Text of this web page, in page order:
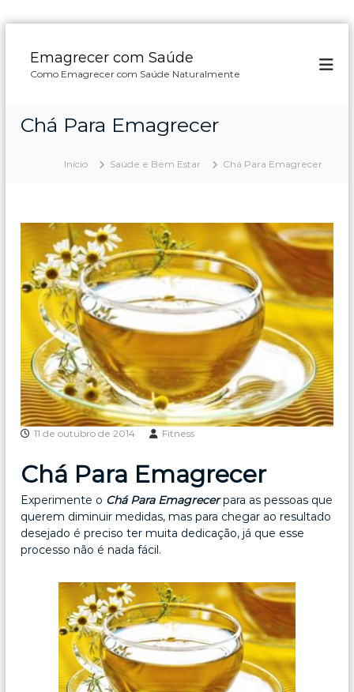
Emagrecer com Saúde
Como Emagrecer com Saúde Naturalmente
Chá Para Emagrecer
Início Saúde e Bem Estar Chá Para Emagrecer
11 de outubro de 2014 Fitness
Chá Para Emagrecer
Experimente o Chá Para Emagrecerpara as pessoas que
querem diminuir medidas, mas para chegar ao resultado
desejado é preciso ter muita dedicação, já que esse
processo não é nada fácil.